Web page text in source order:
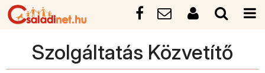
Szolgáltatás Közvetítő